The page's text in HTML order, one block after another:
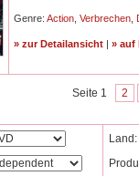
Genre: Action Verbrechen
» zur Detailansicht | » auf
Seite 1 2
Land: